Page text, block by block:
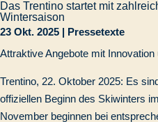
Das Trentino startet mit
Wintersaison
23 Okt. 2025 | Pressetexte
Attraktive Angebote mit Innovation
Trentino, 22. Oktober 2025: Es
offiziellen Beginn des Skiwinters
November beginnen bei